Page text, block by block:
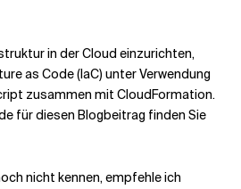
in der Cloud einzurichten,
as Code (IaC) unter Verwendung
zusammen mit CloudFormation.
für diesen Blogbeitrag finden Sie
nicht kennen, empfehle ich